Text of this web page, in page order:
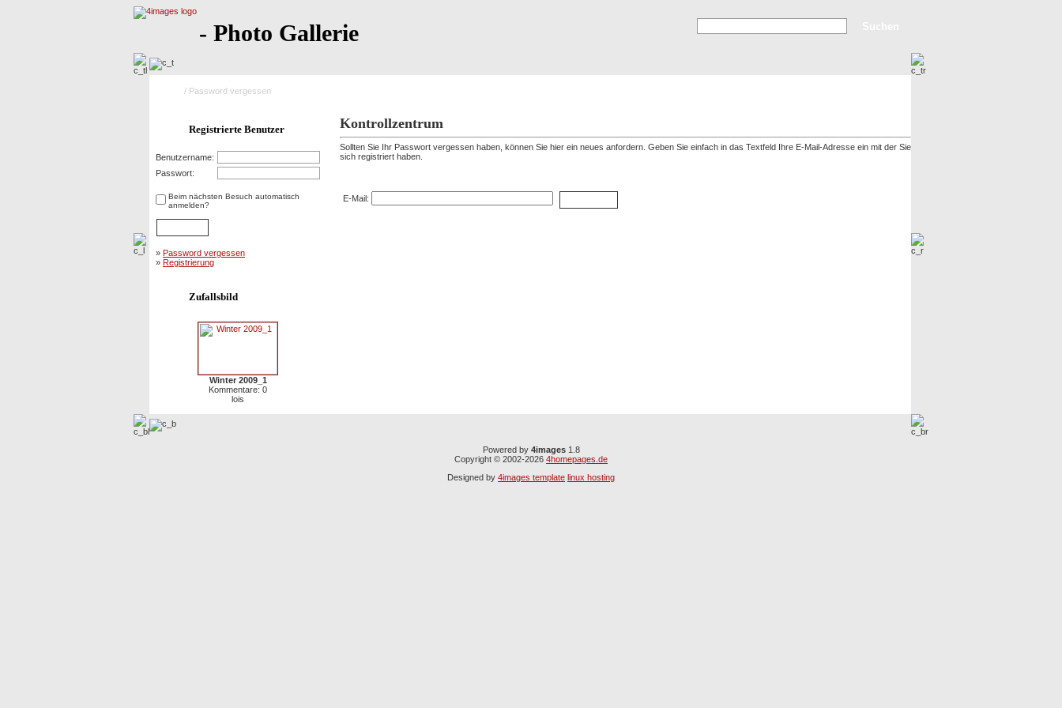
- Photo Gallerie
/ Password vergessen
Registrierte Benutzer
Benutzername:
Passwort:
Beim nächsten Besuch automatisch
anmelden?
» Password vergessen
» Registrierung
Zufallsbild
Winter 2009_1
Kommentare: 0
lois
Kontrollzentrum
Sollten Sie Ihr Passwort vergessen haben, können Sie hier ein neues anfordern. Geben Sie einfach in das Textfeld Ihre E-Mail-Adresse ein mit der Sie
sich registriert haben.
E-Mail:
Powered by 4images1.8
Copyright © 2002-2026 4homepages.de
Designed by 4images template linux hosting